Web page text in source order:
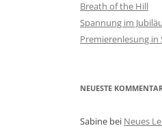
ZUM SCHREIBEN VON
Breath of the Hill
Spannung im
Premierenlesung in
NEUESTE
Sabine bei Neues